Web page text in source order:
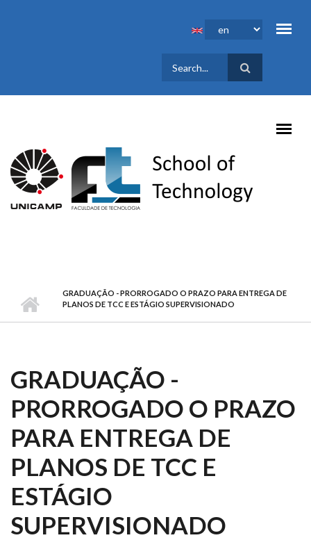
SEARCH
FORM
GRADUAÇÃO - PRORROGADO O PRAZO PARA ENTREGA DE
PLANOS DE TCC E ESTÁGIO SUPERVISIONADO
GRADUAÇÃO -
PRORROGADO O PRAZO
PARA ENTREGA DE
PLANOS DE TCC E
ESTÁGIO
SUPERVISIONADO